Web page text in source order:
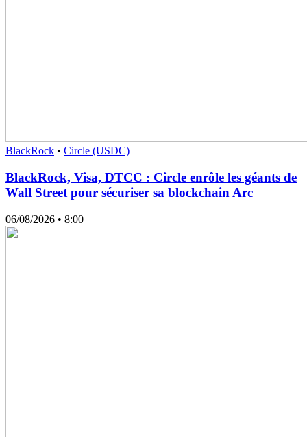
BlackRock • Circle (USDC)
BlackRock, Visa, DTCC : Circle enrôle les géants de
Wall Street pour sécuriser sa blockchain Arc
06/08/2026 • 8:00